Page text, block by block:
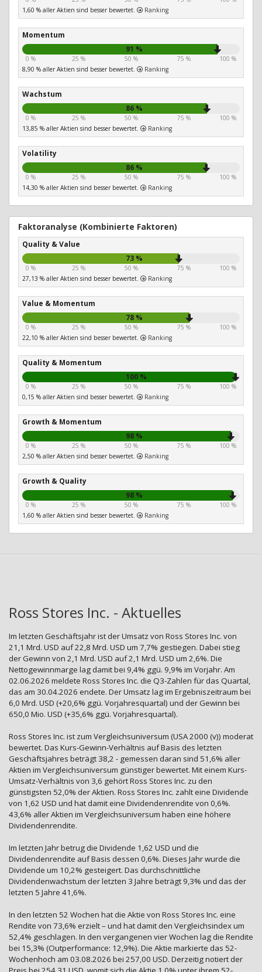
1,60 % aller Aktien sind besser bewertet.
Ranking
Momentum
91 %
0 % 25 % 50 % 75 %
100 %
8,90 % aller Aktien sind besser bewertet.
Ranking
Wachstum
86 %
0 % 25 % 50 % 75 %
100 %
13,85 % aller Aktien sind besser bewertet.
Ranking
Volatility
86 %
0 % 25 % 50 % 75 %
100 %
14,30 % aller Aktien sind besser bewertet.
Ranking
Faktoranalyse (Kombinierte Faktoren)
Quality & Value
73 %
0 % 25 % 50 % 75 %
100 %
27,13 % aller Aktien sind besser bewertet.
Ranking
Value & Momentum
78 %
0 % 25 % 50 % 75 %
100 %
22,10 % aller Aktien sind besser bewertet.
Ranking
Quality & Momentum
100 %
0 % 25 % 50 % 75 %
100 %
0,15 % aller Aktien sind besser bewertet.
Ranking
Growth & Momentum
98 %
0 % 25 % 50 % 75 %
100 %
2,50 % aller Aktien sind besser bewertet.
Ranking
Growth & Quality
98 %
0 % 25 % 50 % 75 %
100 %
1,60 % aller Aktien sind besser bewertet.
Ranking
Ross Stores Inc. - Aktuelles
Im letzten Geschäftsjahr ist der Umsatz von Ross Stores Inc. von
21,1 Mrd. USD auf 22,8 Mrd. USD um 7,7% gestiegen. Dabei stieg
der Gewinn von 2,1 Mrd. USD auf 2,1 Mrd. USD um 2,6%. Die
Nettogewinnmarge lag damit bei 9,4% ggü. 9,9% im Vorjahr. Am
02.06.2026 meldete Ross Stores Inc. die Q3-Zahlen für das Quartal,
das am 30.04.2026 endete. Der Umsatz lag im Ergebniszeitraum bei
6,0 Mrd. USD (+20,6% ggü. Vorjahresquartal) und der Gewinn bei
650,0 Mio. USD (+35,6% ggü. Vorjahresquartal).
Ross Stores Inc. ist zum Vergleichsuniversum (USA 2000 (v)) moderat
bewertet. Das Kurs-Gewinn-Verhältnis auf Basis des letzten
Geschäftsjahres beträgt 38,2 - gemessen daran sind 51,6% aller
Aktien im Vergleichsuniversum günstiger bewertet. Mit einem Kurs-
Umsatz-Verhältnis von 3,6 gehört Ross Stores Inc. zu den
günstigsten 52,0% der Aktien. Ross Stores Inc. zahlt eine Dividende
von 1,62 USD und hat damit eine Dividendenrendite von 0,6%.
43,6% aller Aktien im Vergleichsuniversum haben eine höhere
Dividendenrendite.
Im letzten Jahr betrug die Dividende 1,62 USD und die
Dividendenrendite auf Basis dessen 0,6%. Dieses Jahr wurde die
Dividende um 10,2% gesteigert. Das durchschnittliche
Dividendenwachstum der letzten 3 Jahre beträgt 9,3% und das der
letzten 5 Jahre 41,6%.
In den letzten 52 Wochen hat die Aktie von Ross Stores Inc. eine
Rendite von 73,6% erzielt – und hat damit den Vergleichsindex um
52,4% geschlagen. In den vergangenen vier Wochen lag die Rendite
bei 15,3% (Outperformance: 12,9%). Die Aktie markierte das 52-
Wochenhoch am 03.08.2026 bei 257,00 USD. Derzeitig notiert der